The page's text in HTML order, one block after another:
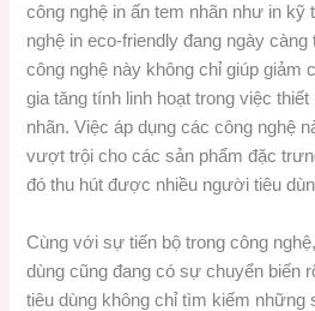
công nghệ in ấn tem nhãn như in kỹ
nghệ in eco-friendly đang ngày
công nghệ này không chỉ giúp giảm
gia tăng tính linh hoạt trong việc
nhãn. Việc áp dụng các công nghệ
vượt trội cho các sản phẩm đặc
đó thu hút được nhiều người tiêu
Cùng với sự tiến bộ trong công
dùng cũng đang có sự chuyển biến
tiêu dùng không chỉ tìm kiếm